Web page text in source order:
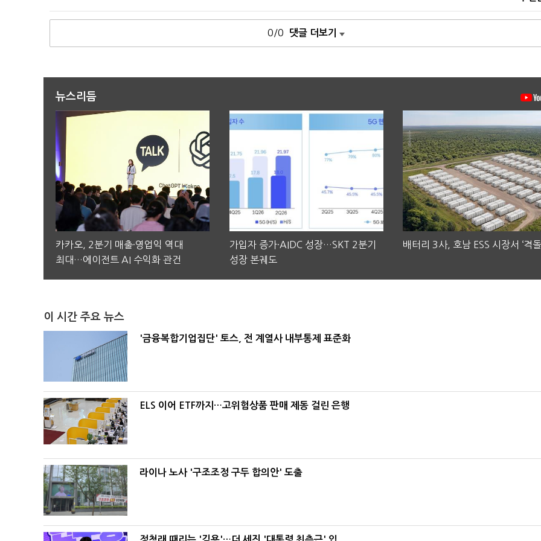
0/0 댓글 더보기
뉴스리듬
카카오, 2분기 매출·영업익 역대
최대…에이전트 AI 수익화 관건
가입자 증가·AIDC 성장…SKT 2분기
성장 본궤도
배터리 3사, 호남 ESS 시장서 ‘격돌
이 시간 주요 뉴스
'금융복합기업집단' 토스, 전 계열사 내부통제 표준화
ELS 이어 ETF까지…고위험상품 판매 제동 걸린 은행
라이나 노사 '구조조정 구두 합의안' 도출